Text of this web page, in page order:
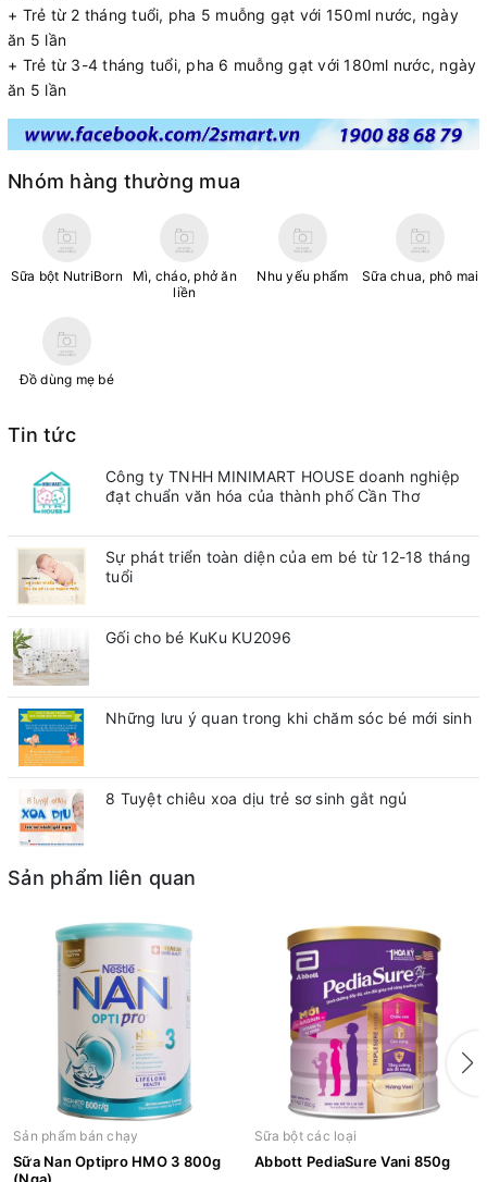
+ Trẻ từ 2 tháng tuổi, pha 5 muỗng gạt với 150ml nước, ngày
ăn 5 lần
+ Trẻ từ 3-4 tháng tuổi, pha 6 muỗng gạt với 180ml nước, ngày
ăn 5 lần
Nhóm hàng thường mua
Sữa bột NutriBorn
Mì, cháo, phở ăn
liền
Nhu yếu phẩm Sữa chua, phô mai
Đồ dùng mẹ bé
Tin tức
Công ty TNHH MINIMART HOUSE doanh nghiệp
đạt chuẩn văn hóa của thành phố Cần Thơ
Sự phát triển toàn diện của em bé từ 12-18 tháng
tuổi
Gối cho bé KuKu KU2096
Những lưu ý quan trong khi chăm sóc bé mới sinh
8 Tuyệt chiêu xoa dịu trẻ sơ sinh gắt ngủ
Sản phẩm liên quan
Sản phẩm bán chạy
Sữa Nan Optipro HMO 3 800g
Sữa bột các loại
Abbott PediaSure Vani 850g